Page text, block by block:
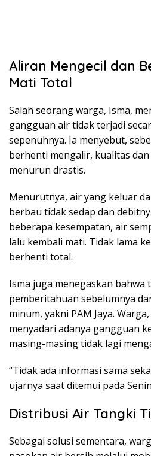
Aliran Mengecil dan
Mati Total
Salah seorang warga, Isma,
gangguan air tidak terjadi
sepenuhnya. Ia menyebut,
berhenti mengalir, kualitas
menurun drastis.
Menurutnya, air yang keluar
berbau tidak sedap dan
beberapa kesempatan, air
lalu kembali mati. Tidak lama
berhenti total.
Isma juga menegaskan bahwa
pemberitahuan sebelumnya
minum, yakni PAM Jaya.
menyadari adanya gangguan
masing-masing tidak lagi
“Tidak ada informasi sama
ujarnya saat ditemui pada
Distribusi Air Tangki
Sebagai solusi sementara,